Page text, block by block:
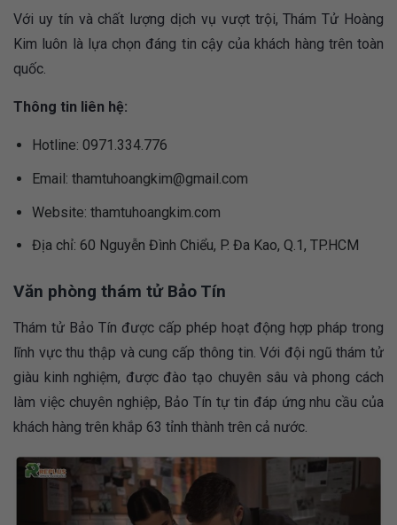
Với uy tín và chất lượng dịch vụ vượt trội, Thám Tử Hoàng
Kim luôn là lựa chọn đáng tin cậy của khách hàng trên toàn
quốc.
Thông tin liên hệ:
Hotline: 0971.334.776
Email: thamtuhoangkim@gmail.com
Website: thamtuhoangkim.com
Địa chỉ: 60 Nguyễn Đình Chiểu, P. Đa Kao, Q.1, TP.HCM
Văn phòng thám tử Bảo Tín
Thám tử Bảo Tín được cấp phép hoạt động hợp pháp trong
lĩnh vực thu thập và cung cấp thông tin. Với đội ngũ thám tử
giàu kinh nghiệm, được đào tạo chuyên sâu và phong cách
làm việc chuyên nghiệp, Bảo Tín tự tin đáp ứng nhu cầu của
khách hàng trên khắp 63 tỉnh thành trên cả nước.